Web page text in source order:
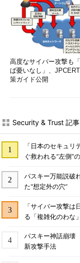
株式会社ト
ネットワー
リティ対策
主な業務と
情報セキュ
HTTP」（
●修正履歴
【2006/11/
例につい
るRDBMS
がある」を
高度なサイバー攻撃も
ば憂いなし」、
策ガイド公開
Security & Trust 記
「日本のセキュ
ぐ救われる“左側”
パスキー万能説破
た“想定外の穴”
「サイバー攻撃
る「複雑化のわな」
パスキー神話崩壊
新攻撃手法